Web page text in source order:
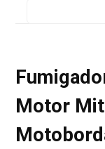
Motor